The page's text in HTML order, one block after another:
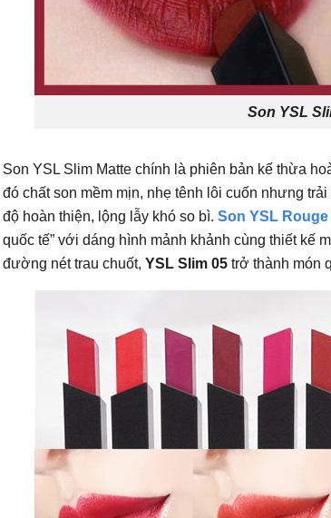
Son YSL
Son YSL Slim Matte chính là phiên bản kế thừa
đó chất son mềm mịn, nhẹ tênh lôi cuốn nhưng
độ hoàn thiện, lộng lẫy khó so bì. Son YSL
quốc tế” với dáng hình mảnh khảnh cùng thiết kế
đường nét trau chuốt, YSL Slim 05trở thành món